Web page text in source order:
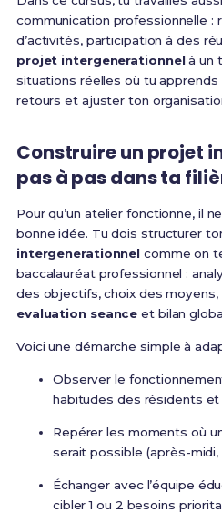
communication professionnelle :
d’activités, participation à des
projet intergenerationnelà un
situations réelles où tu
retours et ajuster ton
Construire un projet
pas à pas dans ta
Pour qu’un atelier fonctionne, il
bonne idée. Tu dois structurer
intergenerationnel comme on
baccalauréat professionnel :
des objectifs, choix des
evaluation seance et bilan
Voici une démarche simple à
Observer le
habitudes des résidents et
Repérer les moments où
serait possible (après-midi,
Échanger avec l’équipe
cibler 1 ou 2 besoins